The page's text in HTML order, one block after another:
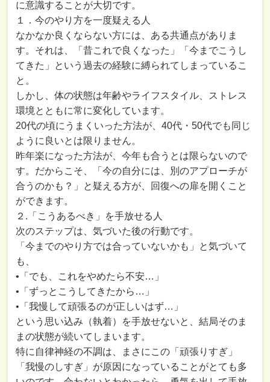
に意識することが大切です。
１．今のやり方を一度疑える人
なかなか良くならない方には、ある共通点がありま
す。それは、「昔これで良くなった」「今までこうし
てきた」という過去の経験に縛られてしまっているこ
と。
しかし、体の状態は年齢やライフスタイル、ストレス
環境とともに常に変化しています。
20代の頃にうまくいった方法が、40代・50代でも同じ
ように良いとは限りません。
昨年楽になった方法が、今年も合うとは限らないので
す。だからこそ、「今の自分には、別のアプローチが
合うのかも？」と疑える方が、回復への扉を開くこと
ができます。
２.「こうあるべき」を手放せる人
次のステップは、気づいた後の行動です。
「今までのやり方では合っていないかも」と気づいて
も、
•「でも、これをやめたら不安…」
•「ずっとこうしてきたから…」
•「我慢して頑張るのが正しいはず…」
という思い込み（執着）を手放せないと、結局そのま
まの状態が続いてしまいます。
特に自律神経の不調は、まさにこの「頑張りすぎ」
「我慢のしすぎ」が原因になっていることがとても多